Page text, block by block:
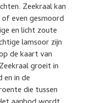
Zeekraal kan
even gesmoord
en licht zoute
lamsoor zijn
de kaart van
groeit in
en in de
die tussen